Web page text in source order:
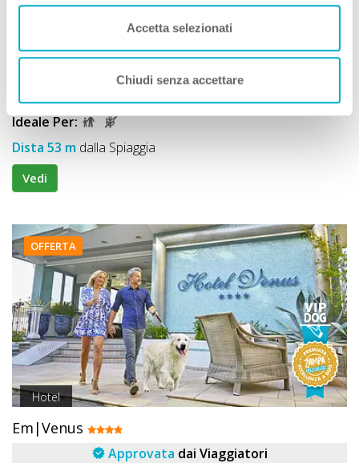
Accetta selezionati
Chiudi senza accettare
PremioECCELLENZA A DOG
Approvatadai Viaggiatori
Cattolica (Rimini) Emilia Romagna
Animali Ammessi:
Servizi Speciali A DOG:
Ideale Per:
Dista 53 m dalla Spiaggia
Vedi
OFFERTA
Hotel
Em|Venus
Approvata dai Viaggiatori